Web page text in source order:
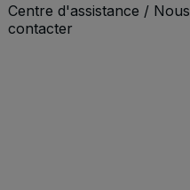
Centre d'assistance / Nous
contacter